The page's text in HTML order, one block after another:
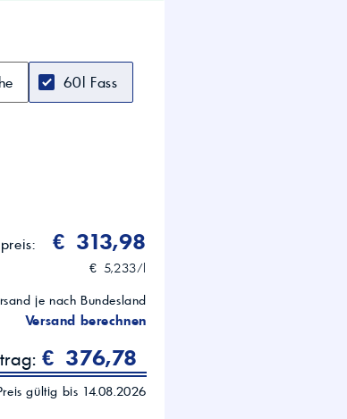
60l Fass
€ 313,98
€ 5,233/l
je nach Bundesland
Versand berechnen
€ 376,78
gültig bis 14.08.2026